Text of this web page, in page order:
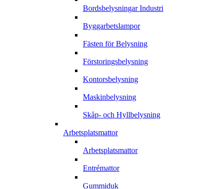
Bordsbelysningar Industri
Byggarbetslampor
Fästen för Belysning
Förstoringsbelysning
Kontorsbelysning
Maskinbelysning
Skåp- och Hyllbelysning
Arbetsplatsmattor
Arbetsplatsmattor
Entrémattor
Gummiduk